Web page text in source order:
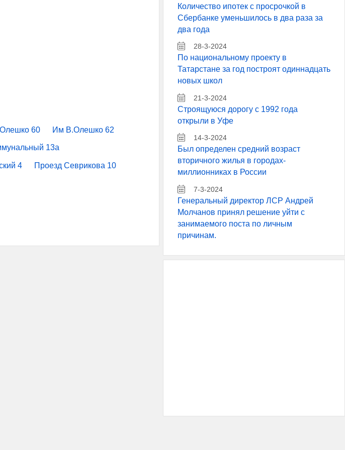
60 Им В.Олешко 62
13а
4 Проезд Севрикова 10
Количество ипотек с просрочкой в
Сбербанке уменьшилось в два раза за
два года
28-3-2024
По национальному проекту в
Татарстане за год построят одиннадцать
новых школ
21-3-2024
Строящуюся дорогу с 1992 года
открыли в Уфе
14-3-2024
Был определен средний возраст
вторичного жилья в городах-
миллионниках в России
7-3-2024
Генеральный директор ЛСР Андрей
Молчанов принял решение уйти с
занимаемого поста по личным
причинам.